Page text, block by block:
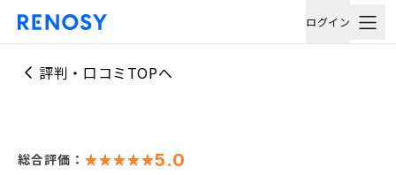
ログイン
評判・口コミTOPへ
総合評価： 5.0